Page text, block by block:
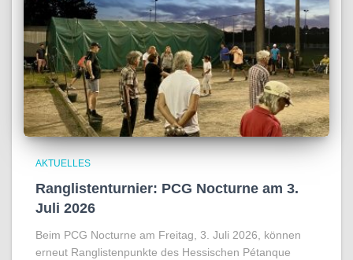
AKTUELLES
Ranglistenturnier: PCG Nocturne am 3.
Juli 2026
Beim PCG Nocturne am Freitag, 3. Juli 2026, können
erneut Ranglistenpunkte des Hessischen Pétanque